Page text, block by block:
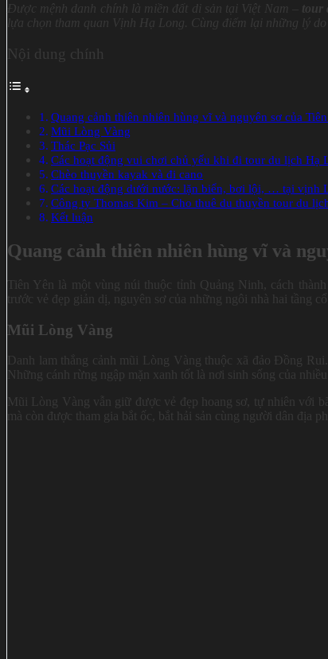
Được mệnh danh chính là miền đất di sản tại Việt Nam – tour
lựa chọn tham quan Vịnh Hạ Long. Cùng điểm lại những lý
Nội dung chính
Quang cảnh thiên nhiên hùng vĩ và nguyên sơ của
Mũi Lòng Vàng
Thác Pạc Sủi
Các hoạt động vui chơi chủ yếu khi đi tour du lịch Hạ
Chèo thuyền kayak và đi cano
Các hoạt động dưới nước: lặn biển, bơi lội, … tại vịnh
Công ty Thomas Kim – Cho thuê du thuyền tour du
Kết luận
Quang cảnh thiên nhiên hùng vĩ và
Tiên Yên là một vùng núi thuộc tỉnh Quảng Ninh, cách
trước vẻ đẹp giản dị, nguyên sơ của những ngôi nhà hai tầng
Mũi Lòng Vàng
Danh lam thắng cảnh mũi Lòng Vàng thuộc xã đảo Đồng
Những cánh rừng ngập mặn xanh tốt là nơi sinh sống của
Mũi Lòng Vàng vẫn giữ được vẻ đẹp hoang sơ, tự nhiên với
mà còn được tham gia bắt ốc, bắt hải sản cùng người dân địa